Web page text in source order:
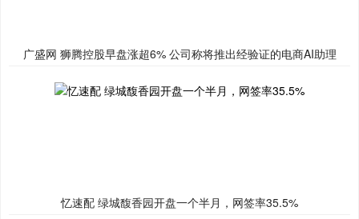
广盛网 狮腾控股早盘涨超6% 公司称将推出经验证的电商AI助理
忆速配 绿城馥香园开盘一个半月，网签率35.5%